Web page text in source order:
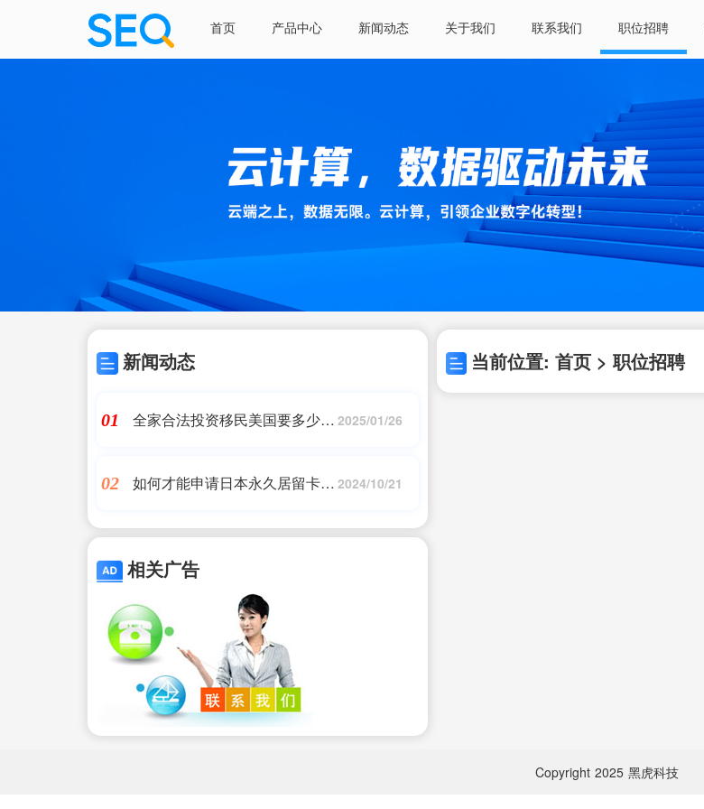
首页 产品中心 新闻动态 关于我们 联系我们 职位招聘
新闻动态
01
全家合法投资移民美国要多少
2025/01/26
02
如何才能申请日本永久居留卡签
移民,希腊移民,美国移民
2024/10/21
相关广告
当前位置: 首页 > 职位招聘
Copyright 2025 黑虎科技